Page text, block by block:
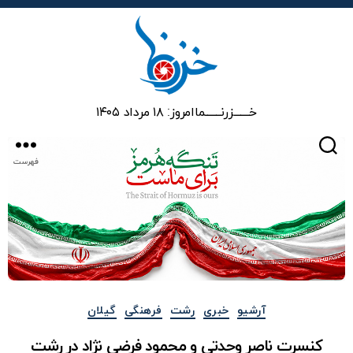
خـــــــزرنـــــــماامروز: ۱۸ مرداد ۱۴۰۵
فهرست
دسته‌ها آرشیو خبری رشت فرهنگی گیلان
کنسرت ناصر وحدتی و محمود فرضی نژاد در رشت